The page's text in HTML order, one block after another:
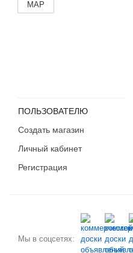
MAP
ПОЛЬЗОВАТЕЛЮ
Создать магазин
Личный кабинет
Регистрация
Мы в соцсетях: